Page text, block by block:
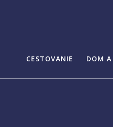
CESTOVANIE DOM